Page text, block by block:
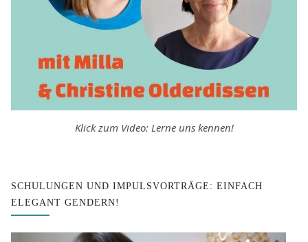
Klick zum Video: Lerne uns kennen!
SCHULUNGEN UND IMPULSVORTRÄGE: EINFACH
ELEGANT GENDERN!